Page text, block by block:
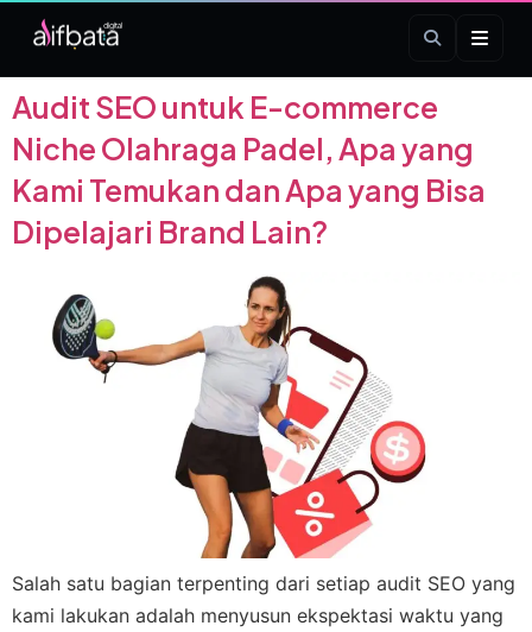
Tag:
Audit SEO untuk E-commerce
Niche Olahraga Padel, Apa yang
Kami Temukan dan Apa yang Bisa
Dipelajari Brand Lain?
Salah satu bagian terpenting dari setiap audit SEO yang
kami lakukan adalah menyusun ekspektasi waktu yang